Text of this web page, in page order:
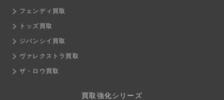
フェンディ買取
トッズ買取
ジバンシイ買取
ヴァレクストラ買取
ザ・ロウ買取
買取強化シリーズ